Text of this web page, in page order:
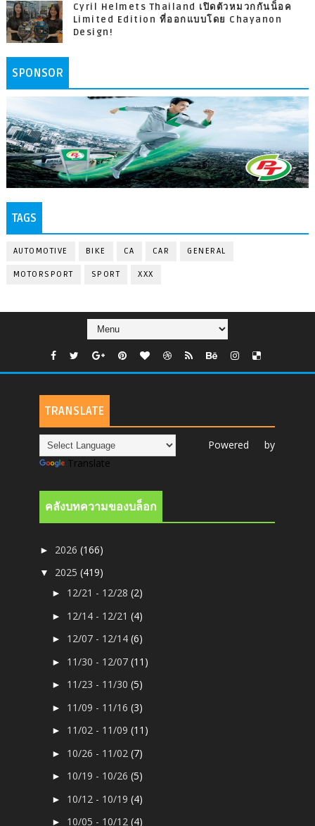
Cyril Helmets Thailand เปิดตัวหมวกกันน็อค
Limited Edition ที่ออกแบบโดย Chayanon
Design!
SPONSOR
TAGS
AUTOMOTIVE BIKE CA CAR GENERAL
MOTORSPORT SPORT XXX
TRANSLATE
Powered by
Translate
คลังบทความของบล็อก
► 2026(166)
▼ 2025(419)
► 12/21 - 12/28(2)
► 12/14 - 12/21(4)
► 12/07 - 12/14(6)
► 11/30 - 12/07(11)
► 11/23 - 11/30(5)
► 11/09 - 11/16(3)
► 11/02 - 11/09(11)
► 10/26 - 11/02(7)
► 10/19 - 10/26(5)
► 10/12 - 10/19(4)
► 10/05 - 10/12(4)